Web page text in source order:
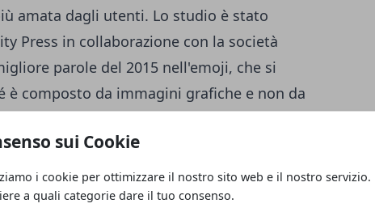
sui Cookie
i cookie per ottimizzare il nostro sito web e il nostro servizio.
a quali categorie dare il tuo consenso.
amata dagli utenti. Lo studio è stato
Press in collaborazione con la società
parole del 2015 nell'emoji, che si
è composto da immagini grafiche e non da
che ride fino alle lacrime in media nel
degli emoji utilizzati, mentre negli Stati
gli emoji non solo vengono utilizzati
adulti che tramite un disegnino riescono